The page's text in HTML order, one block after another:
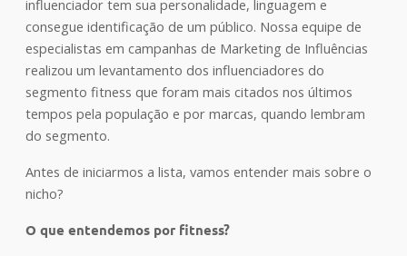
influenciador tem sua personalidade, linguagem e
consegue identificação de um público. Nossa equipe de
especialistas em campanhas de Marketing de Influências
realizou um levantamento dos influenciadores do
segmento fitness que foram mais citados nos últimos
tempos pela população e por marcas, quando lembram
do segmento.
Antes de iniciarmos a lista, vamos entender mais sobre o
nicho?
O que entendemos por fitness?